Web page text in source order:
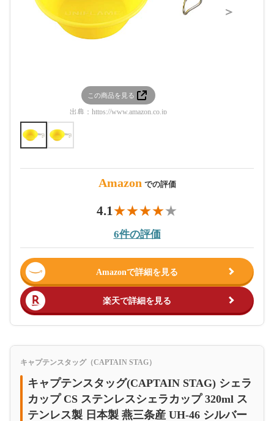
この商品を見る
出典： https://www.amazon.co.jp
＞
Amazon での評価
4.1
6件の評価
Amazonで詳細を見る
楽天で詳細を見る
キャプテンスタッグ（CAPTAIN STAG）
キャプテンスタッグ(CAPTAIN STAG) シェラ
カップ CS ステンレスシェラカップ 320ml ス
テンレス製 日本製 燕三条産 UH-46 シルバー